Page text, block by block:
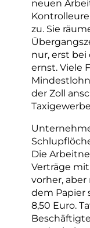
neuen
zu. Sie
nur, erst
ernst. Viele
der Zoll
Die
Verträge
vorher,
dem Papier
8,50 Euro.